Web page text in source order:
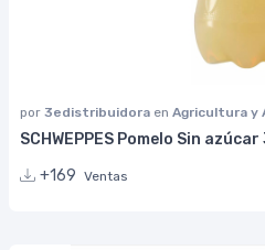
por 3edistribuidora en Agricultura y
SCHWEPPES Pomelo Sin
+169 Ventas